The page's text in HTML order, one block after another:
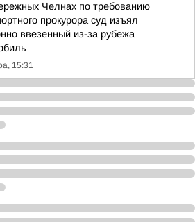
Челнах по требованию
прокурора суд изъял
ввезенный из-за рубежа
15:31